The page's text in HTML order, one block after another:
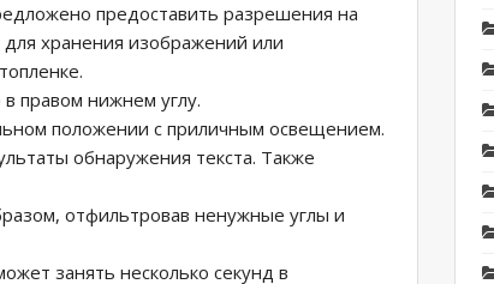
предоставить разрешения на
хранения изображений или
правом нижнем углу.
положении с приличным освещением.
обнаружения текста. Также
отфильтровав ненужные углы и
занять несколько секунд в